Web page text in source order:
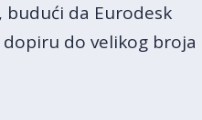
da Eurodesk
do velikog broja